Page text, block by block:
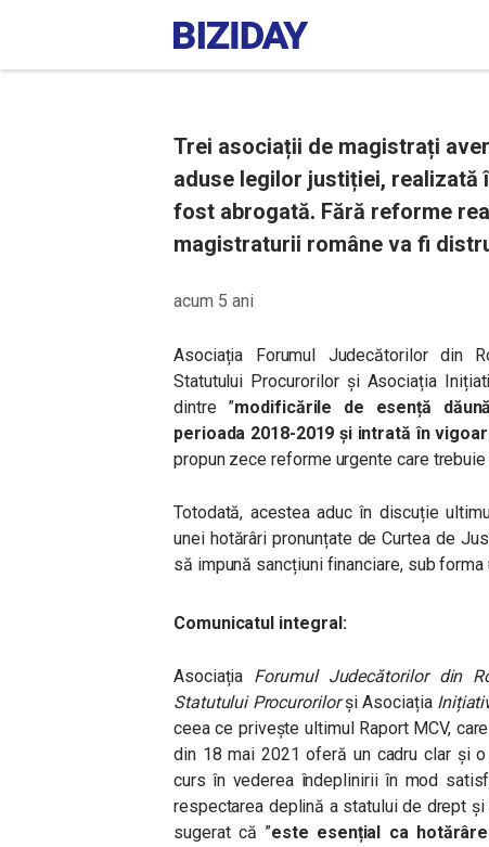
Trei asociații de magistrați
aduse legilor justiției, realizată
fost abrogată. Fără reforme
magistraturii române va fi
acum 5 ani
Asociația Forumul Judecătorilor din
Statutului Procurorilor și Asociația
dintre ”modificările de esență
perioada 2018-2019 și intrată în
propun zece reforme urgente care
Totodată, acestea aduc în discuție
unei hotărâri pronunțate de Curtea de
să impună sancțiuni financiare, sub
Comunicatul integral:
Asociația Forumul Judecătorilor din
Statutului Procurorilorși Asociația
ceea ce privește ultimul Raport MCV,
din 18 mai 2021 oferă un cadru clar și
curs în vederea îndeplinirii în mod
respectarea deplină a statului de drept și
sugerat că ”este esențial ca